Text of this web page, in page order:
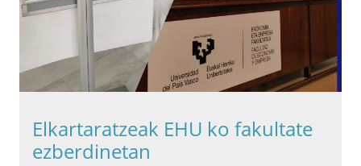
Elkartaratzeak EHU ko fakultate
ezberdinetan